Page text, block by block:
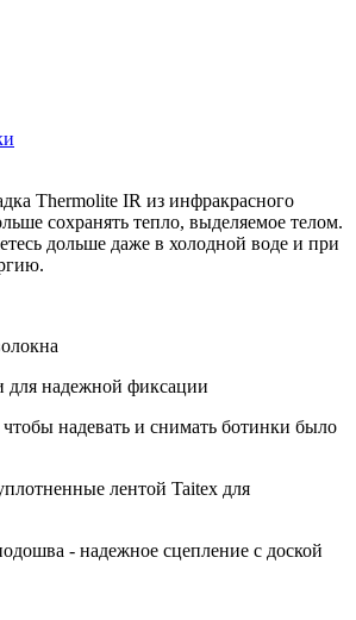
Thermolite IR из инфракрасного
сохранять тепло, выделяемое телом.
дольше даже в холодной воде и при
для надежной фиксации
надевать и снимать ботинки было
лентой Taitex для
- надежное сцепление с доской